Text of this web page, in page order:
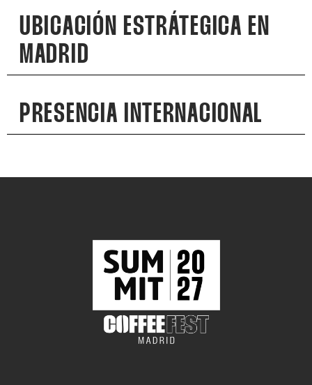
UBICACIÓN ESTRÁTEGICA EN
MADRID
PRESENCIA INTERNACIONAL